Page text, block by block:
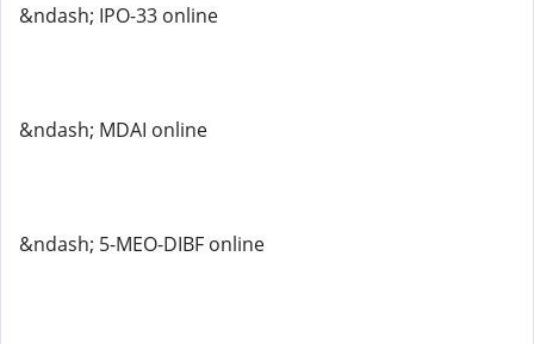
&ndash; IPO-33 online
&ndash; MDAI online
&ndash; 5-MEO-DIBF online